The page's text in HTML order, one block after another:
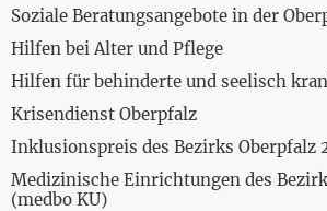
Soziale Beratungsangebote in der
Hilfen bei Alter und Pflege
Hilfen für behinderte und seelisch
Krisendienst Oberpfalz
Inklusionspreis des Bezirks Oberpfalz
Medizinische Einrichtungen des
(medbo KU)